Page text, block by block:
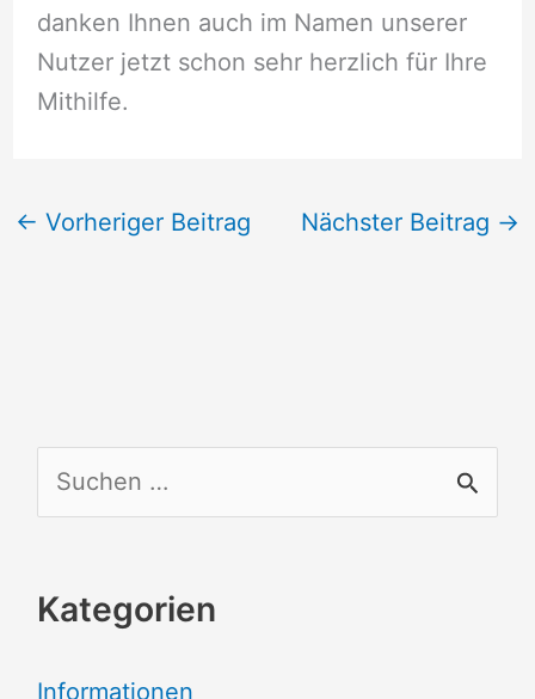
danken Ihnen auch im Namen unserer
Nutzer jetzt schon sehr herzlich für Ihre
Mithilfe.
← Vorheriger Beitrag Nächster Beitrag →
u
h
Kategorien
Informationen